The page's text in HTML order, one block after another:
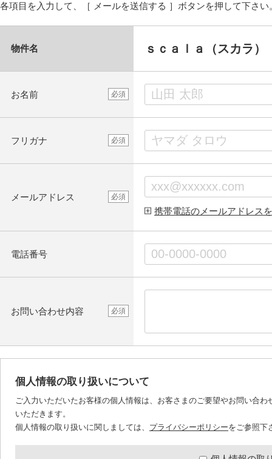
各項目を入力して、［ メールを送信する ］ボタンを押して下さい
物件名 ｓｃａｌａ（スカラ）
お名前 必須
フリガナ 必須
メールアドレス 必須
携帯電話のメールアドレス
電話番号
お問い合わせ内容 必須
個人情報の取り扱いについて
ご入力いただいたお客様の個人情報は、お客さまのご要望やお問い合
いただきます。
個人情報の取り扱いに関しましては、 プライバシーポリシーをご参照下